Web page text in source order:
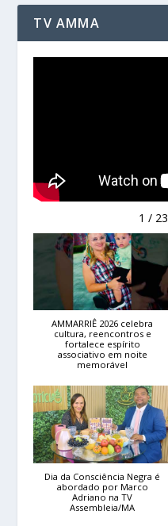
TV AMMA
1 / 23
AMMARRIÊ 2026 celebra
cultura, reencontros e
fortalece espírito
associativo em noite
memorável
Dia da Consciência Negra é
abordado por Marco
Adriano na TV
Assembleia/MA